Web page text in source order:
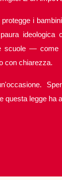
i
ideologica
scuole — come
con chiarezza.
questa legge ha